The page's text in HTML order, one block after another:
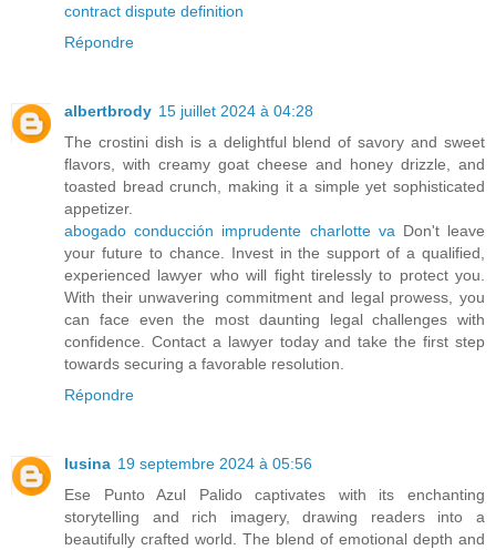
contract dispute definition
Répondre
albertbrody 15 juillet 2024 à 04:28
The crostini dish is a delightful blend of savory and sweet
flavors, with creamy goat cheese and honey drizzle, and
toasted bread crunch, making it a simple yet sophisticated
appetizer.
abogado conducción imprudente charlotte va Don't leave
your future to chance. Invest in the support of a qualified,
experienced lawyer who will fight tirelessly to protect you.
With their unwavering commitment and legal prowess, you
can face even the most daunting legal challenges with
confidence. Contact a lawyer today and take the first step
towards securing a favorable resolution.
Répondre
lusina 19 septembre 2024 à 05:56
Ese Punto Azul Palido captivates with its enchanting
storytelling and rich imagery, drawing readers into a
beautifully crafted world. The blend of emotional depth and